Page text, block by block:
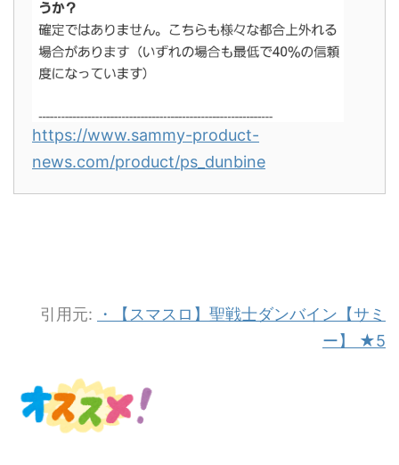
https://www.sammy-product-
news.com/product/ps_dunbine
引用元:
・【スマスロ】聖戦士ダンバイン【サミ
ー】 ★5